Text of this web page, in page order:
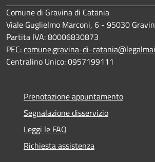
Comune di Gravina di Catania
Viale Guglielmo Marconi, 6 - 95030
Partita IVA: 80006830873
PEC:comune.gravina-di-
Centralino Unico: 0957199111
Prenotazione appuntamento
Segnalazione disservizio
Leggi le FAQ
Richiesta assistenza